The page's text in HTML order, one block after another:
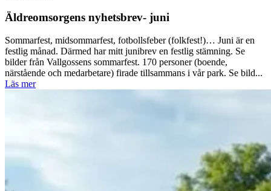
Äldreomsorgens nyhetsbrev- juni
Sommarfest, midsommarfest, fotbollsfeber (folkfest!)… Juni är en
festlig månad. Därmed har mitt junibrev en festlig stämning. Se
bilder från Vallgossens sommarfest. 170 personer (boende,
närstående och medarbetare) firade tillsammans i vår park. Se bild...
Läs mer